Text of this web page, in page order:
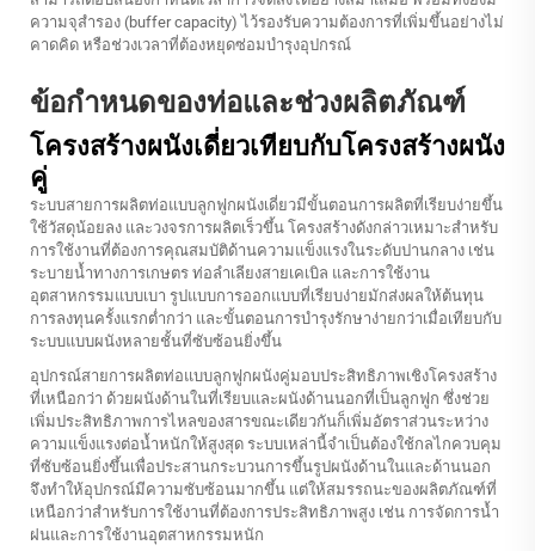
ความจุสำรอง (buffer capacity) ไว้รองรับความต้องการที่เพิ่มขึ้นอย่างไม่
คาดคิด หรือช่วงเวลาที่ต้องหยุดซ่อมบำรุงอุปกรณ์
ข้อกำหนดของท่อและช่วงผลิตภัณฑ์
โครงสร้างผนังเดี่ยวเทียบกับโครงสร้างผนัง
คู่
ระบบสายการผลิตท่อแบบลูกฟูกผนังเดี่ยวมีขั้นตอนการผลิตที่เรียบง่ายขึ้น
ใช้วัสดุน้อยลง และวงจรการผลิตเร็วขึ้น โครงสร้างดังกล่าวเหมาะสำหรับ
การใช้งานที่ต้องการคุณสมบัติด้านความแข็งแรงในระดับปานกลาง เช่น
ระบายน้ำทางการเกษตร ท่อลำเลียงสายเคเบิล และการใช้งาน
อุตสาหกรรมแบบเบา รูปแบบการออกแบบที่เรียบง่ายมักส่งผลให้ต้นทุน
การลงทุนครั้งแรกต่ำกว่า และขั้นตอนการบำรุงรักษาง่ายกว่าเมื่อเทียบกับ
ระบบแบบผนังหลายชั้นที่ซับซ้อนยิ่งขึ้น
อุปกรณ์สายการผลิตท่อแบบลูกฟูกผนังคู่มอบประสิทธิภาพเชิงโครงสร้าง
ที่เหนือกว่า ด้วยผนังด้านในที่เรียบและผนังด้านนอกที่เป็นลูกฟูก ซึ่งช่วย
เพิ่มประสิทธิภาพการไหลของสารขณะเดียวกันก็เพิ่มอัตราส่วนระหว่าง
ความแข็งแรงต่อน้ำหนักให้สูงสุด ระบบเหล่านี้จำเป็นต้องใช้กลไกควบคุม
ที่ซับซ้อนยิ่งขึ้นเพื่อประสานกระบวนการขึ้นรูปผนังด้านในและด้านนอก
จึงทำให้อุปกรณ์มีความซับซ้อนมากขึ้น แต่ให้สมรรถนะของผลิตภัณฑ์ที่
เหนือกว่าสำหรับการใช้งานที่ต้องการประสิทธิภาพสูง เช่น การจัดการน้ำ
ฝนและการใช้งานอุตสาหกรรมหนัก